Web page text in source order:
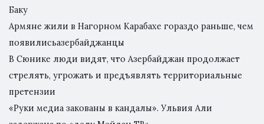
Баку
Армяне жили в Нагорном Карабахе гораздо раньше, чем
появилисьазербайджанцы
В Сюнике люди видят, что Азербайджан продолжает
стрелять, угрожать и предъявлять территориальные
претензии
«Руки медиа закованы в кандалы». Ульвия Али